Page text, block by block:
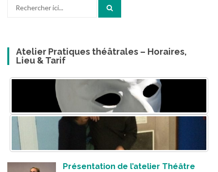
Atelier Pratiques théâtrales – Horaires,
Lieu & Tarif
Présentation de l’atelier Théâtre